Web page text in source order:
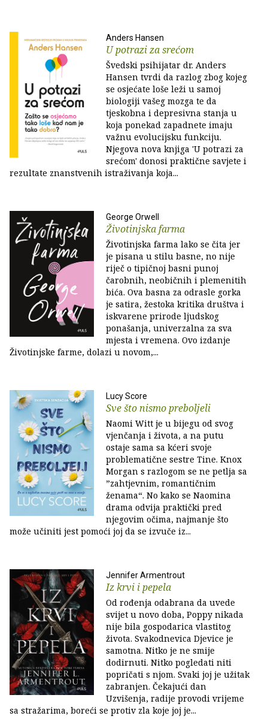
Anders Hansen
U potrazi za srećom
Švedski psihijatar dr. Anders
Hansen tvrdi da razlog zbog kojeg
se osjećate loše leži u samoj
biologiji vašeg mozga te da
tjeskobna i depresivna stanja u
koja ponekad zapadnete imaju
važnu evolucijsku funkciju.
Njegova nova knjiga 'U potrazi za
srećom' donosi praktične savjete i
rezultate znanstvenih istraživanja koja...
George Orwell
Životinjska farma
Životinjska farma lako se čita jer
je pisana u stilu basne, no nije
riječ o tipičnoj basni punoj
čarobnih, neobičnih i plemenitih
bića. Ova basna za odrasle gorka
je satira, žestoka kritika društva i
iskvarene prirode ljudskog
ponašanja, univerzalna za sva
mjesta i vremena. Ovo izdanje
Životinjske farme, dolazi u novom,...
Lucy Score
Sve što nismo preboljeli
Naomi Witt je u bijegu od svog
vjenčanja i života, a na putu
ostaje sama sa kćeri svoje
problematične sestre Tine. Knox
Morgan s razlogom se ne petlja sa
”zahtjevnim, romantičnim
ženama“. No kako se Naomina
drama odvija praktički pred
njegovim očima, najmanje što
može učiniti jest pomoći joj da se izvuče iz...
Jennifer Armentrout
Iz krvi i pepela
Od rođenja odabrana da uvede
svijet u novo doba, Poppy nikada
nije bila gospodarica vlastitog
života. Svakodnevica Djevice je
samotna. Nitko je ne smije
dodirnuti. Nitko pogledati niti
popričati s njom. Svaki joj je užitak
zabranjen. Čekajući dan
Uzvišenja, radije provodi vrijeme
sa stražarima, boreći se protiv zla koje joj je...